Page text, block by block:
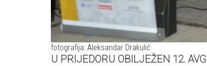
fotografija: Aleksandar Drakulić
U PRIJEDORU OBILJEŽEN 12.